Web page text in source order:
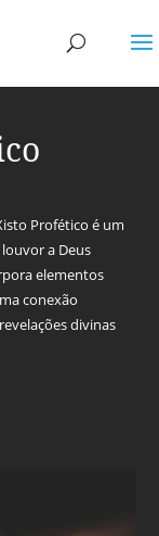
Profético é um
a Deus
elementos
conexão
divinas